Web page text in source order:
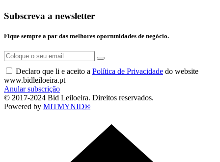
Subscreva a newsletter
Fique sempre a par das melhores oportunidades de negócio.
Declaro que li e aceito a Política de Privacidade do website
www.bidleiloeira.pt
Anular subscrição
© 2017-2024 Bid Leiloeira. Direitos reservados.
Powered by MITMYNID®